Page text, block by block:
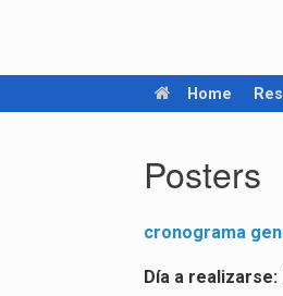
Home
Posters
cronograma
Día a realizarse: